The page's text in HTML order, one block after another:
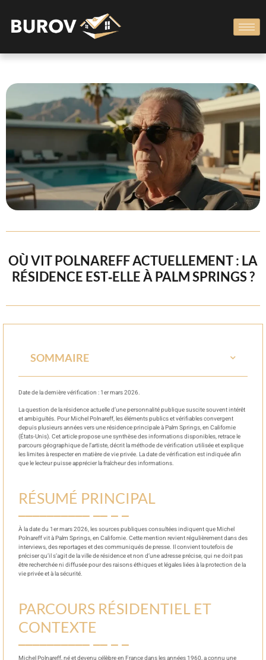
OÙ VIT POLNAREFF ACTUELLEMENT : LA
RÉSIDENCE EST‑ELLE À PALM SPRINGS ?
SOMMAIRE
Date de la dernière vérification : 1er mars 2026.
La question de la résidence actuelle d’une personnalité publique suscite souvent intérêt
et ambiguïtés. Pour Michel Polnareff, les éléments publics et vérifiables convergent
depuis plusieurs années vers une résidence principale à Palm Springs, en Californie
(États-Unis). Cet article propose une synthèse des informations disponibles, retrace le
parcours géographique de l’artiste, décrit la méthode de vérification utilisée et explique
les limites à respecter en matière de vie privée. La date de vérification est indiquée afin
que le lecteur puisse apprécier la fraîcheur des informations.
RÉSUMÉ PRINCIPAL
À la date du 1er mars 2026, les sources publiques consultées indiquent que Michel
Polnareff vit à Palm Springs, en Californie. Cette mention revient régulièrement dans des
interviews, des reportages et des communiqués de presse. Il convient toutefois de
préciser qu’il s’agit de la ville de résidence et non d’une adresse précise, qui ne doit pas
être recherchée ni diffusée pour des raisons éthiques et légales liées à la protection de la
vie privée et à la sécurité.
PARCOURS RÉSIDENTIEL ET
CONTEXTE